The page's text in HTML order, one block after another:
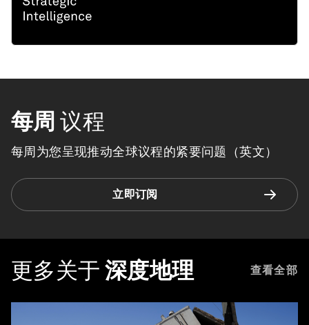
每周 议程
每周为您呈现推动全球议程的紧要问题（英文）
立即订阅
更多关于 深度地理 查看全部